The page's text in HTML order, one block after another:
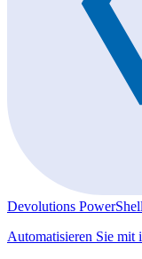
Devolutions
Automatisieren Sie mit